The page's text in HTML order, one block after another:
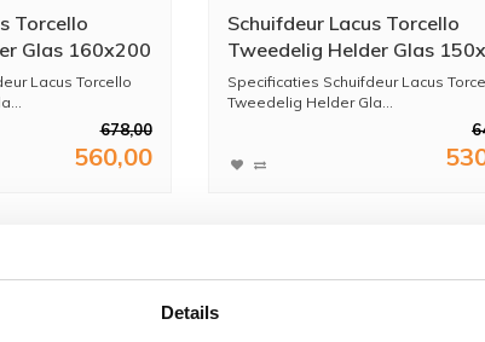
Details
Torcello
Glas 160x200
Rose Goud
Lacus Torcello
678,00
560,00
Schuifdeur Lacus Torcello
Tweedelig Helder Glas
cm Aluminium Profiel Rose
Specificaties Schuifdeur Lacus
Tweedelig Helder Gla...